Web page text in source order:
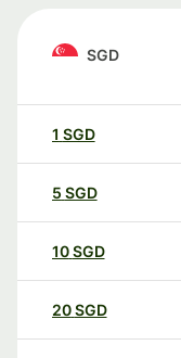
SGD
1 SGD
5 SGD
10SGD
20SGD